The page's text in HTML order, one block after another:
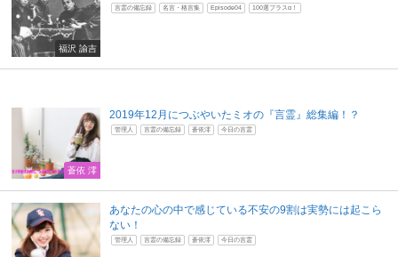
福沢 諭吉
言霊の備忘録 名言・格言集 Episode04 100選プラスα！
蒼依 澪
2019年12月につぶやいたミオの『言霊』総集編！？
管理人 言霊の備忘録 蒼依澪 今日の言霊
あなたの心の中で感じている不安の9割は実勢には起こら
ない！
管理人 言霊の備忘録 蒼依澪 今日の言霊